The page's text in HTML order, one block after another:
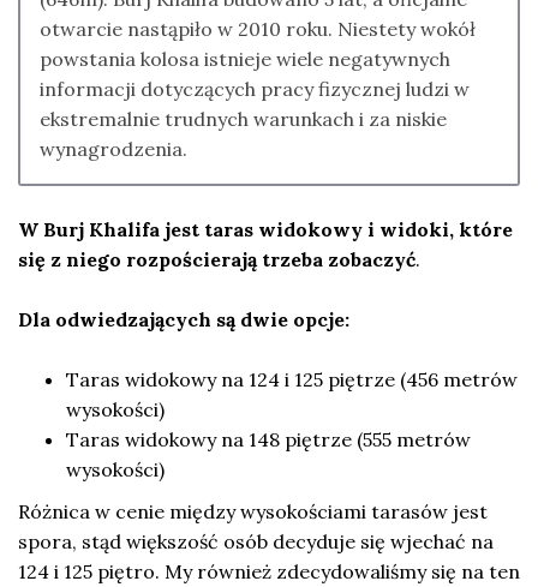
otwarcie nastąpiło w 2010 roku. Niestety wokół
powstania kolosa istnieje wiele negatywnych
informacji dotyczących pracy fizycznej ludzi w
ekstremalnie trudnych warunkach i za niskie
wynagrodzenia.
W Burj Khalifa jest taras widokowy i widoki, które
się z niego rozpościerają trzeba zobaczyć.
Dla odwiedzających są dwie opcje:
Taras widokowy na 124 i 125 piętrze (456 metrów
wysokości)
Taras widokowy na 148 piętrze (555 metrów
wysokości)
Różnica w cenie między wysokościami tarasów jest
spora, stąd większość osób decyduje się wjechać na
124 i 125 piętro. My również zdecydowaliśmy się na ten